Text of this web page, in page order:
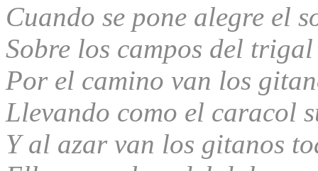
Cuando se pone alegre el
Sobre los campos del trigal
Por el camino van los
Llevando como el caracol
Y al azar van los gitanos